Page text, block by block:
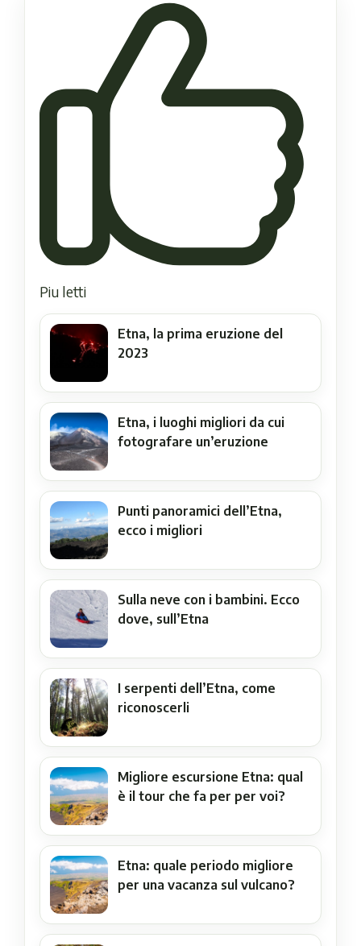
Piu letti
Etna, la prima eruzione del
2023
Etna, i luoghi migliori da cui
fotografare un’eruzione
Punti panoramici dell’Etna,
ecco i migliori
Sulla neve con i bambini. Ecco
dove, sull’Etna
I serpenti dell’Etna, come
riconoscerli
Migliore escursione Etna: qual
è il tour che fa per per voi?
Etna: quale periodo migliore
per una vacanza sul vulcano?